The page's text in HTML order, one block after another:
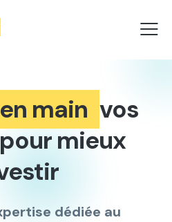
main vos
mieux
dédiée au